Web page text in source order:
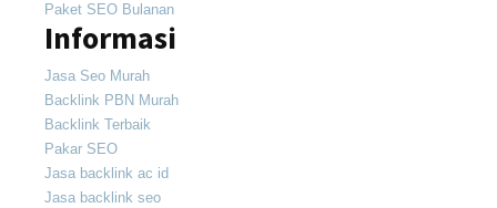
Paket SEO Bulanan
Informasi
Jasa Seo Murah
Backlink PBN Murah
Backlink Terbaik
Pakar SEO
Jasa backlink ac id
Jasa backlink seo